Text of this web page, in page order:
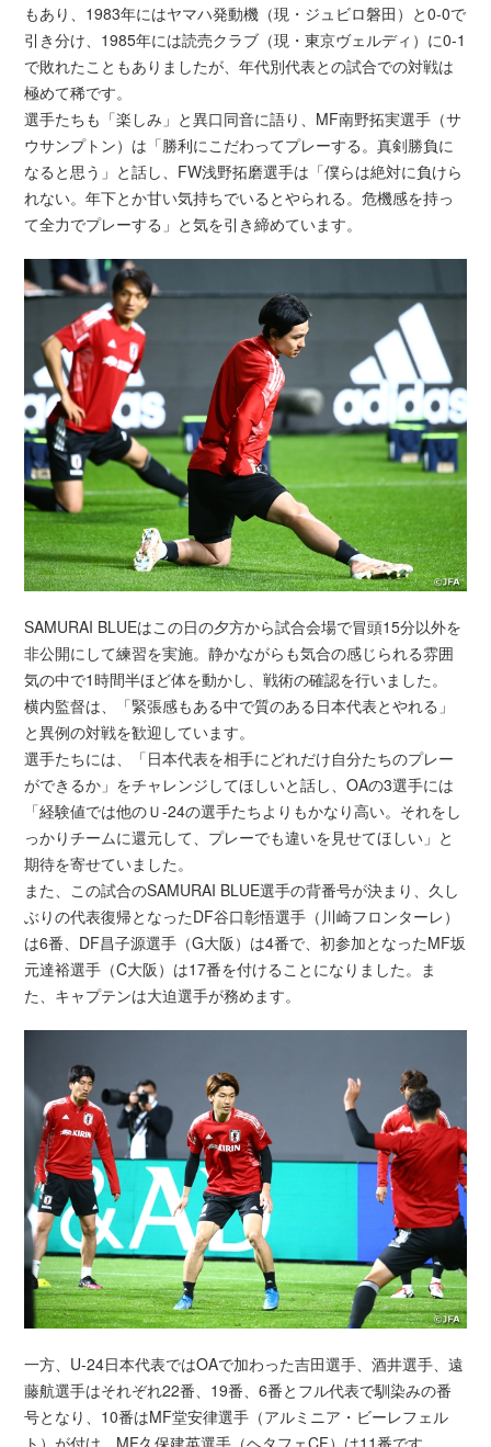
もあり、1983年にはヤマハ発動機（現・ジュビロ磐田）と0-0で
引き分け、1985年には読売クラブ（現・東京ヴェルディ）に0-1
で敗れたこともありましたが、年代別代表との試合での対戦は
極めて稀です。
選手たちも「楽しみ」と異口同音に語り、MF南野拓実選手（サ
ウサンプトン）は「勝利にこだわってプレーする。真剣勝負に
なると思う」と話し、FW浅野拓磨選手は「僕らは絶対に負けら
れない。年下とか甘い気持ちでいるとやられる。危機感を持っ
て全力でプレーする」と気を引き締めています。
SAMURAI BLUEはこの日の夕方から試合会場で冒頭15分以外を
非公開にして練習を実施。静かながらも気合の感じられる雰囲
気の中で1時間半ほど体を動かし、戦術の確認を行いました。
横内監督は、「緊張感もある中で質のある日本代表とやれる」
と異例の対戦を歓迎しています。
選手たちには、「日本代表を相手にどれだけ自分たちのプレー
ができるか」をチャレンジしてほしいと話し、OAの3選手には
「経験値では他のＵ-24の選手たちよりもかなり高い。それをし
っかりチームに還元して、プレーでも違いを見せてほしい」と
期待を寄せていました。
また、この試合のSAMURAI BLUE選手の背番号が決まり、久し
ぶりの代表復帰となったDF谷口彰悟選手（川崎フロンターレ）
は6番、DF昌子源選手（G大阪）は4番で、初参加となったMF坂
元達裕選手（C大阪）は17番を付けることになりました。ま
た、キャプテンは大迫選手が務めます。
一方、U-24日本代表ではOAで加わった吉田選手、酒井選手、遠
藤航選手はそれぞれ22番、19番、6番とフル代表で馴染みの番
号となり、10番はMF堂安律選手（アルミニア・ビーレフェル
ト）が付け、MF久保建英選手（ヘタフェCF）は11番です。